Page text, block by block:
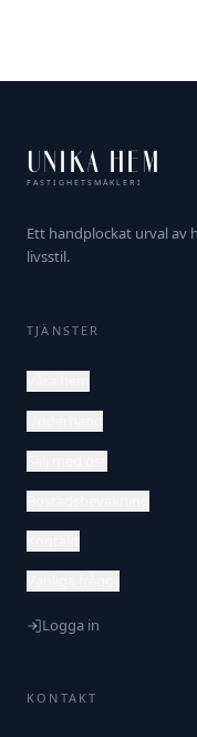
UNIKA HEM
FASTIGHETSMÄKLERI
Ett handplockat urval av
livsstil.
TJÄNSTER
Logga in
KONTAKT